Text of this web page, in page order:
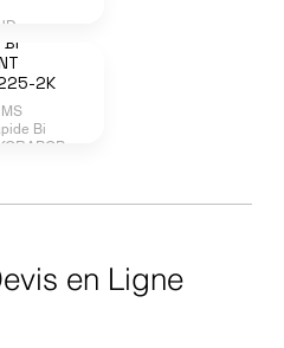
BI
2K
Bi
en Ligne